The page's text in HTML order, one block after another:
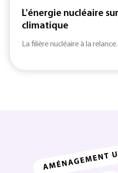
L'énergie nucléaire
climatique
La filière nucléaire à la relance.